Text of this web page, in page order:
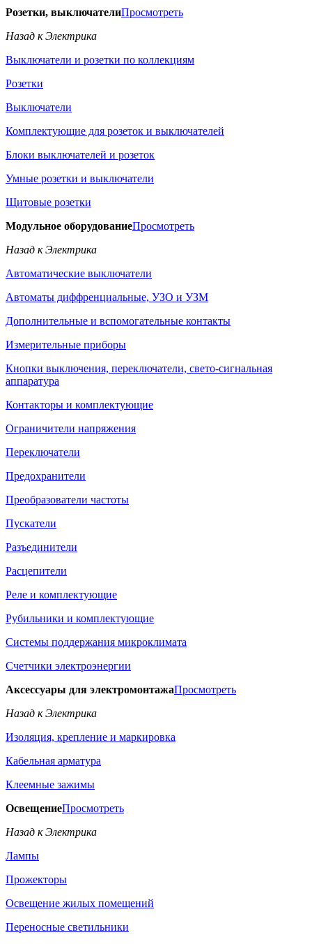
Розетки, выключателиПросмотреть
Назад к Электрика
Выключатели и розетки по коллекциям
Розетки
Выключатели
Комплектующие для розеток и выключателей
Блоки выключателей и розеток
Умные розетки и выключатели
Щитовые розетки
Модульное оборудованиеПросмотреть
Назад к Электрика
Автоматические выключатели
Автоматы диффренциальные, УЗО и УЗМ
Дополнительные и вспомогательные контакты
Измерительные приборы
Кнопки выключения, переключатели, свето-сигнальная
аппаратура
Контакторы и комплектующие
Ограничители напряжения
Переключатели
Предохранители
Преобразователи частоты
Пускатели
Разъединители
Расцепители
Реле и комплектующие
Рубильники и комплектующие
Системы поддержания микроклимата
Счетчики электроэнергии
Аксессуары для электромонтажаПросмотреть
Назад к Электрика
Изоляция, крепление и маркировка
Кабельная арматура
Клеемные зажимы
ОсвещениеПросмотреть
Назад к Электрика
Лампы
Прожекторы
Освещение жилых помещений
Переносные светильники